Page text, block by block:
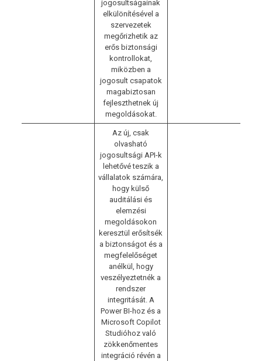
jogosultságainak
elkülönítésével a
szervezetek
megőrizhetik az
erős biztonsági
kontrollokat,
miközben a
jogosult csapatok
magabiztosan
fejleszthetnek új
megoldásokat.
Az új, csak
olvasható
jogosultsági API-k
lehetővé teszik a
vállalatok számára,
hogy külső
auditálási és
elemzési
megoldásokon
keresztül erősítsék
a biztonságot és a
megfelelőséget
anélkül, hogy
veszélyeztetnék a
rendszer
integritását. A
Power BI-hoz és a
Microsoft Copilot
Studióhoz való
zökkenőmentes
integráció révén a